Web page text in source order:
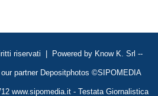
riservati | Powered by Know K. Srl --
partner Depositphotos ©SIPOMEDIA
www.sipomedia.it - Testata Giornalistica